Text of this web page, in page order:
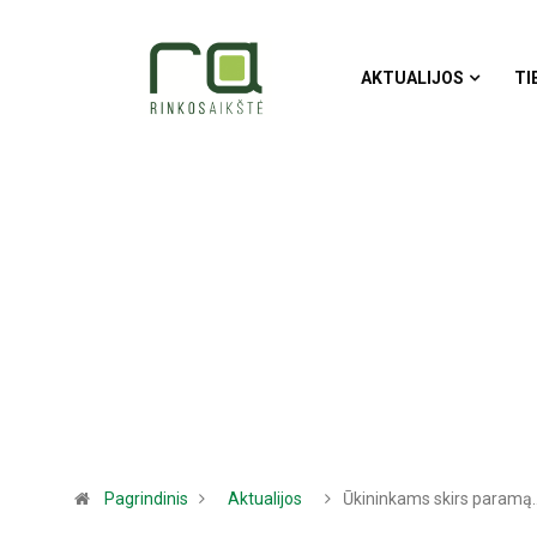
AKTUALIJOS
Pagrindinis Aktualijos Ūkininkams skirs paramą…